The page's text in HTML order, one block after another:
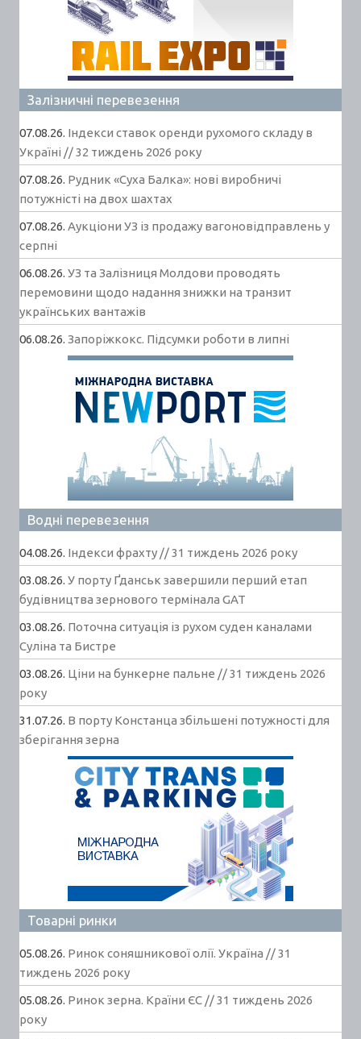
Залізничні перевезення
07.08.26. Індекси ставок оренди рухомого складу в
Україні // 32 тиждень 2026 року
07.08.26. Рудник «Суха Балка»: нові виробничі
потужністі на двох шахтах
07.08.26. Аукціони УЗ із продажу вагоновідправлень у
серпні
06.08.26. УЗ та Залізниця Молдови проводять
перемовини щодо надання знижки на транзит
українських вантажів
06.08.26. Запоріжкокс. Підсумки роботи в липні
Водні перевезення
04.08.26. Індекси фрахту // 31 тиждень 2026 року
03.08.26. У порту Ґданськ завершили перший етап
будівництва зернового термінала GAT
03.08.26. Поточна ситуація із рухом суден каналами
Суліна та Бистре
03.08.26. Ціни на бункерне пальне // 31 тиждень 2026
року
31.07.26. В порту Констанца збільшені потужності для
зберігання зерна
Товарні ринки
05.08.26. Ринок соняшникової олії. Україна // 31
тиждень 2026 року
05.08.26. Ринок зерна. Країни ЄС // 31 тиждень 2026
року